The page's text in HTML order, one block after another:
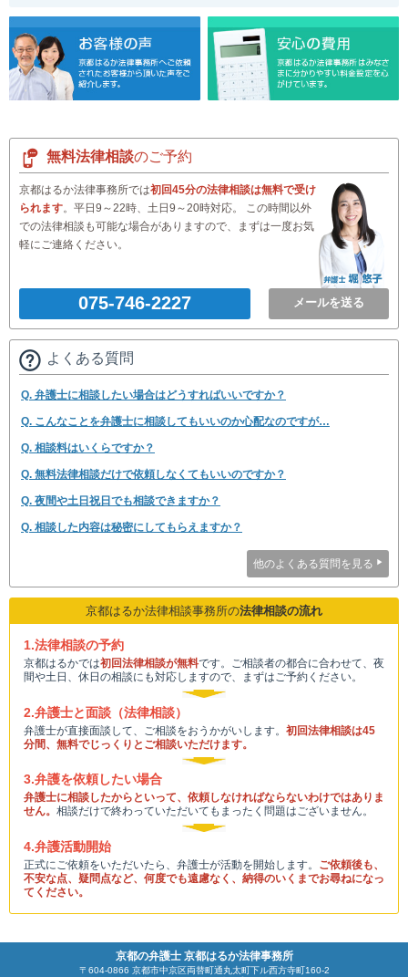
無料法律相談のご予約
京都はるか法律事務所では初回45分の法律相談は無料で受け
られます。平日9～22時、土日9～20時対応。 この時間以外
での法律相談も可能な場合がありますので、まずは一度お気
軽にご連絡ください。
075-746-2227 メールを送る
よくある質問
Q. 弁護士に相談したい場合はどうすればいいですか？
Q. こんなことを弁護士に相談してもいいのか心配なのですが…
Q. 相談料はいくらですか？
Q. 無料法律相談だけで依頼しなくてもいいのですか？
Q. 夜間や土日祝日でも相談できますか？
Q. 相談した内容は秘密にしてもらえますか？
他のよくある質問を見る
京都はるか法律相談事務所の法律相談の流れ
1.法律相談の予約
京都はるかでは初回法律相談が無料です。ご相談者の都合に合わせて、夜
間や土日、休日の相談にも対応しますので、まずはご予約ください。
2.弁護士と面談（法律相談）
弁護士が直接面談して、ご相談をおうかがいします。 初回法律相談は45
分間、無料でじっくりとご相談いただけます。
3.弁護を依頼したい場合
弁護士に相談したからといって、依頼しなければならないわけではありま
せん。 相談だけで終わっていただいてもまったく問題はございません。
4.弁護活動開始
正式にご依頼をいただいたら、弁護士が活動を開始します。 ご依頼後も、
不安な点、疑問点など、何度でも遠慮なく、納得のいくまでお尋ねになっ
てください。
京都の弁護士 京都はるか法律事務所
〒604-0866 京都市中京区両替町通丸太町下ル西方寺町160-2